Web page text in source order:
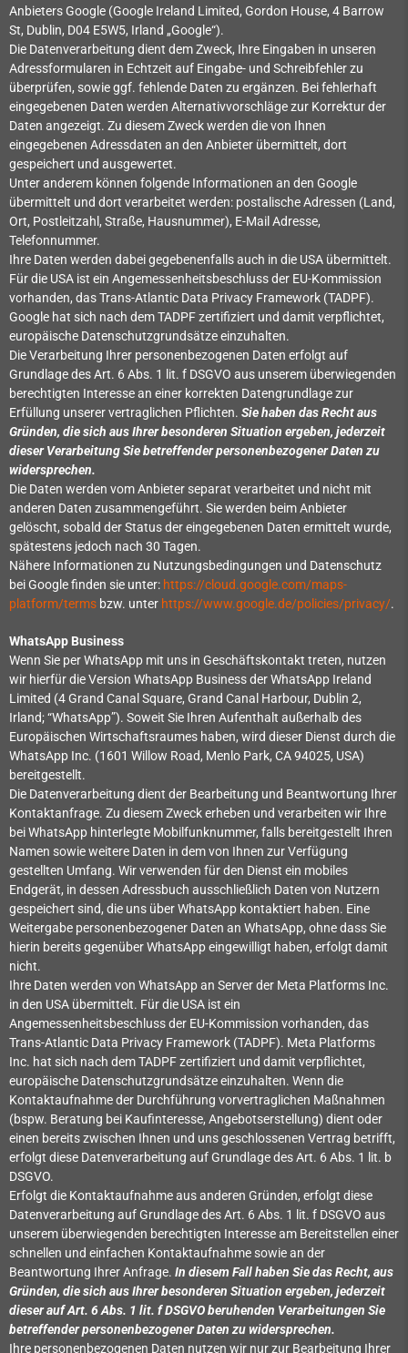
Anbieters Google (Google Ireland Limited, Gordon House, 4 Barrow
St, Dublin, D04 E5W5, Irland „Google“).
Die Datenverarbeitung dient dem Zweck, Ihre Eingaben in unseren
Adressformularen in Echtzeit auf Eingabe- und Schreibfehler zu
überprüfen, sowie ggf. fehlende Daten zu ergänzen. Bei fehlerhaft
eingegebenen Daten werden Alternativvorschläge zur Korrektur der
Daten angezeigt. Zu diesem Zweck werden die von Ihnen
eingegebenen Adressdaten an den Anbieter übermittelt, dort
gespeichert und ausgewertet.
Unter anderem können folgende Informationen an den Google
übermittelt und dort verarbeitet werden: postalische Adressen (Land,
Ort, Postleitzahl, Straße, Hausnummer), E-Mail Adresse,
Telefonnummer.
Ihre Daten werden dabei gegebenenfalls auch in die USA übermittelt.
Für die USA ist ein Angemessenheitsbeschluss der EU-Kommission
vorhanden, das Trans-Atlantic Data Privacy Framework (TADPF).
Google hat sich nach dem TADPF zertifiziert und damit verpflichtet,
europäische Datenschutzgrundsätze einzuhalten.
Die Verarbeitung Ihrer personenbezogenen Daten erfolgt auf
Grundlage des Art. 6 Abs. 1 lit. f DSGVO aus unserem überwiegenden
berechtigten Interesse an einer korrekten Datengrundlage zur
Erfüllung unserer vertraglichen Pflichten. Sie haben das Recht aus
Gründen, die sich aus Ihrer besonderen Situation ergeben, jederzeit
dieser Verarbeitung Sie betreffender personenbezogener Daten zu
widersprechen.
Die Daten werden vom Anbieter separat verarbeitet und nicht mit
anderen Daten zusammengeführt. Sie werden beim Anbieter
gelöscht, sobald der Status der eingegebenen Daten ermittelt wurde,
spätestens jedoch nach 30 Tagen.
Nähere Informationen zu Nutzungsbedingungen und Datenschutz
bei Google finden sie unter: https://cloud.google.com/maps-
platform/terms bzw. unter https://www.google.de/policies/privacy/.
WhatsApp Business
Wenn Sie per WhatsApp mit uns in Geschäftskontakt treten, nutzen
wir hierfür die Version WhatsApp Business der WhatsApp Ireland
Limited (4 Grand Canal Square, Grand Canal Harbour, Dublin 2,
Irland; “WhatsApp”). Soweit Sie Ihren Aufenthalt außerhalb des
Europäischen Wirtschaftsraumes haben, wird dieser Dienst durch die
WhatsApp Inc. (1601 Willow Road, Menlo Park, CA 94025, USA)
bereitgestellt.
Die Datenverarbeitung dient der Bearbeitung und Beantwortung Ihrer
Kontaktanfrage. Zu diesem Zweck erheben und verarbeiten wir Ihre
bei WhatsApp hinterlegte Mobilfunknummer, falls bereitgestellt Ihren
Namen sowie weitere Daten in dem von Ihnen zur Verfügung
gestellten Umfang. Wir verwenden für den Dienst ein mobiles
Endgerät, in dessen Adressbuch ausschließlich Daten von Nutzern
gespeichert sind, die uns über WhatsApp kontaktiert haben. Eine
Weitergabe personenbezogener Daten an WhatsApp, ohne dass Sie
hierin bereits gegenüber WhatsApp eingewilligt haben, erfolgt damit
nicht.
Ihre Daten werden von WhatsApp an Server der Meta Platforms Inc.
in den USA übermittelt. Für die USA ist ein
Angemessenheitsbeschluss der EU-Kommission vorhanden, das
Trans-Atlantic Data Privacy Framework (TADPF). Meta Platforms
Inc. hat sich nach dem TADPF zertifiziert und damit verpflichtet,
europäische Datenschutzgrundsätze einzuhalten. Wenn die
Kontaktaufnahme der Durchführung vorvertraglichen Maßnahmen
(bspw. Beratung bei Kaufinteresse, Angebotserstellung) dient oder
einen bereits zwischen Ihnen und uns geschlossenen Vertrag betrifft,
erfolgt diese Datenverarbeitung auf Grundlage des Art. 6 Abs. 1 lit. b
DSGVO.
Erfolgt die Kontaktaufnahme aus anderen Gründen, erfolgt diese
Datenverarbeitung auf Grundlage des Art. 6 Abs. 1 lit. f DSGVO aus
unserem überwiegenden berechtigten Interesse am Bereitstellen einer
schnellen und einfachen Kontaktaufnahme sowie an der
Beantwortung Ihrer Anfrage. In diesem Fall haben Sie das Recht, aus
Gründen, die sich aus Ihrer besonderen Situation ergeben, jederzeit
dieser auf Art. 6 Abs. 1 lit. f DSGVO beruhenden Verarbeitungen Sie
betreffender personenbezogener Daten zu widersprechen.
Ihre personenbezogenen Daten nutzen wir nur zur Bearbeitung Ihrer